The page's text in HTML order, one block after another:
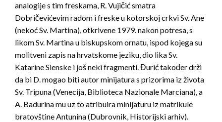
analogije s tim freskama, R. Vujičić smatra
Dobričevićevim radom i freske u kotorskoj crkvi Sv. Ane
(nekoć Sv. Martina), otkrivene 1979. nakon potresa, s
likom Sv. Martina u biskupskom ornatu, ispod kojega su
molitveni zapis na hrvatskome jeziku, dio lika Sv.
Katarine Sienske i još neki fragmenti. Đurić također drži
da bi D. mogao biti autor minijatura s prizorima iz života
Sv. Tripuna (Venecija, Biblioteca Nazionale Marciana), a
A. Badurina mu uz to atribuira minijaturu iz matrikule
bratovštine Antunina (Dubrovnik, Historijski arhiv).